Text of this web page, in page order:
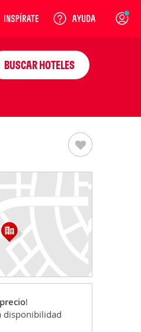
Login
BUSCAR HOTELES
!
disponibilidad